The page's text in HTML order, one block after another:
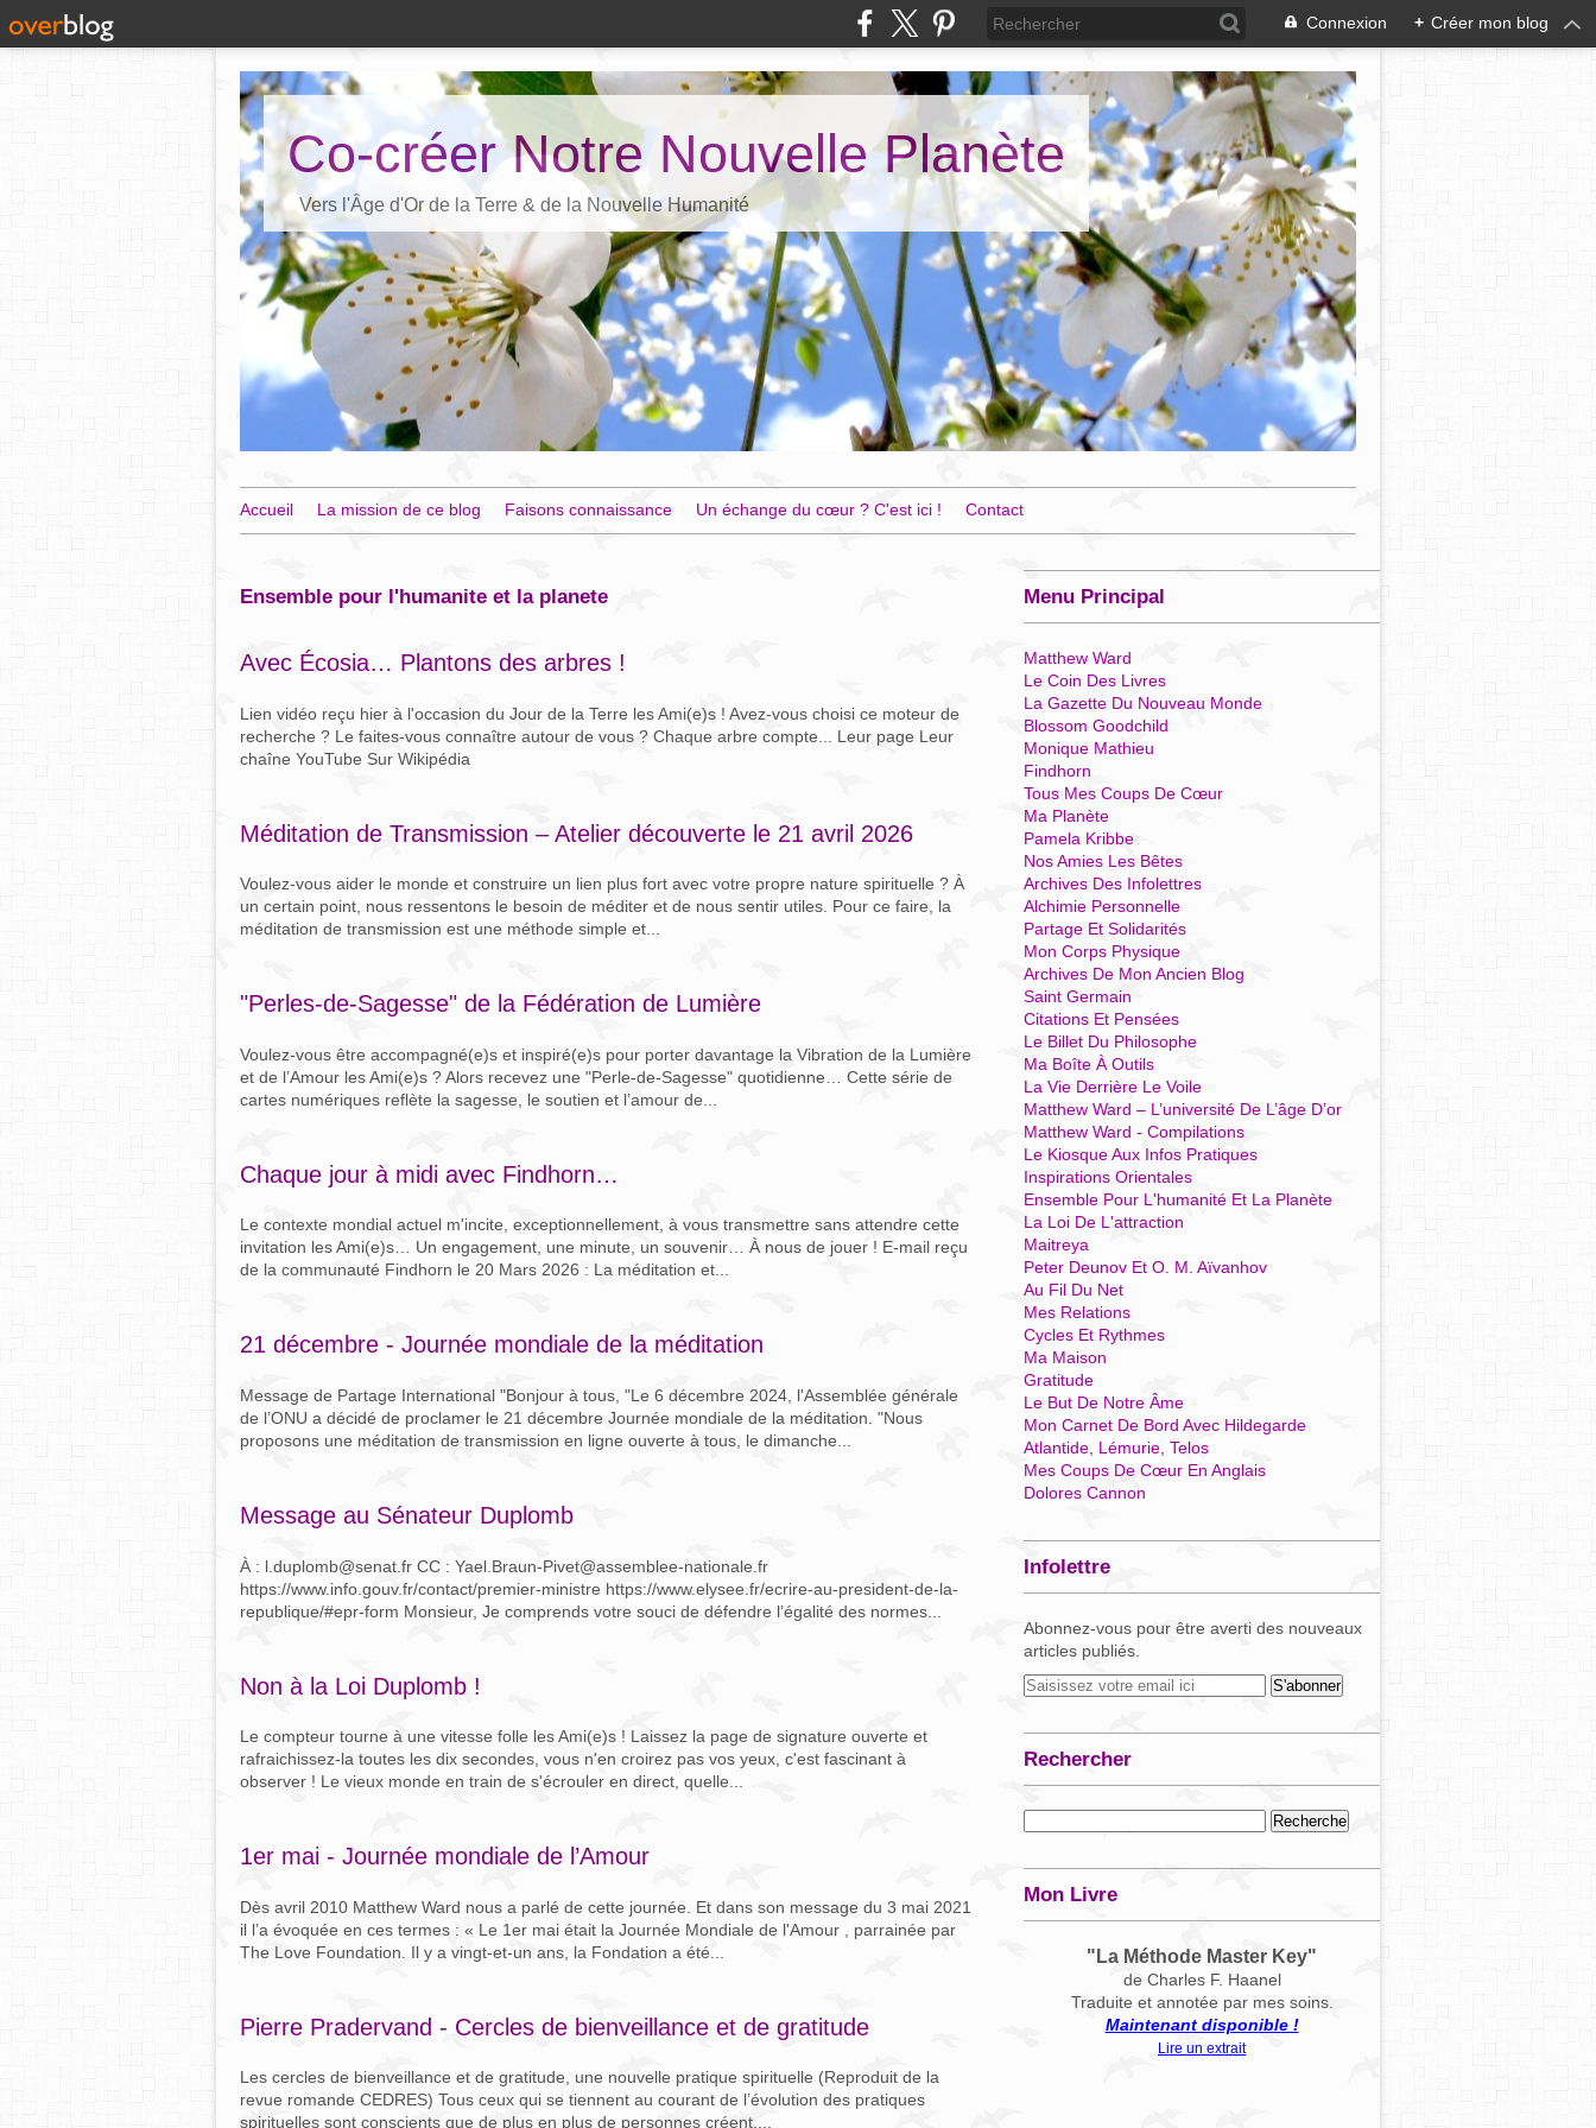
Connexion + Créer mon blog
Co-créer Notre Nouvelle Planète
Vers l'Âge d'Or de la Terre & de la Nouvelle Humanité
Accueil La mission de ce blog Faisons connaissance Un échange du cœur ? C'est ici ! Contact
ensemble pour l'humanite et la planete
Avec Écosia… Plantons des arbres !
Lien vidéo reçu hier à l'occasion du Jour de la Terre les Ami(e)s ! Avez-vous choisi ce moteur de
recherche ? Le faites-vous connaître autour de vous ? Chaque arbre compte... Leur page Leur
chaîne YouTube Sur Wikipédia
Méditation de Transmission – Atelier découverte le 21 avril 2026
Voulez-vous aider le monde et construire un lien plus fort avec votre propre nature spirituelle ? À
un certain point, nous ressentons le besoin de méditer et de nous sentir utiles. Pour ce faire, la
méditation de transmission est une méthode simple et...
"Perles-de-Sagesse" de la Fédération de Lumière
Voulez-vous être accompagné(e)s et inspiré(e)s pour porter davantage la Vibration de la Lumière
et de l’Amour les Ami(e)s ? Alors recevez une "Perle-de-Sagesse" quotidienne… Cette série de
cartes numériques reflète la sagesse, le soutien et l’amour de...
Chaque jour à midi avec Findhorn…
Le contexte mondial actuel m'incite, exceptionnellement, à vous transmettre sans attendre cette
invitation les Ami(e)s… Un engagement, une minute, un souvenir… À nous de jouer ! E-mail reçu
de la communauté Findhorn le 20 Mars 2026 : La méditation et...
21 décembre - Journée mondiale de la méditation
Message de Partage International "Bonjour à tous, "Le 6 décembre 2024, l'Assemblée générale
de l’ONU a décidé de proclamer le 21 décembre Journée mondiale de la méditation. "Nous
proposons une méditation de transmission en ligne ouverte à tous, le dimanche...
Message au Sénateur Duplomb
À : l.duplomb@senat.fr CC : Yael.Braun-Pivet@assemblee-nationale.fr
https://www.info.gouv.fr/contact/premier-ministre https://www.elysee.fr/ecrire-au-president-de-la-
republique/#epr-form Monsieur, Je comprends votre souci de défendre l’égalité des normes...
Non à la Loi Duplomb !
Le compteur tourne à une vitesse folle les Ami(e)s ! Laissez la page de signature ouverte et
rafraichissez-la toutes les dix secondes, vous n'en croirez pas vos yeux, c'est fascinant à
observer ! Le vieux monde en train de s'écrouler en direct, quelle...
1er mai - Journée mondiale de l’Amour
Dès avril 2010 Matthew Ward nous a parlé de cette journée. Et dans son message du 3 mai 2021
il l’a évoquée en ces termes : « Le 1er mai était la Journée Mondiale de l'Amour , parrainée par
The Love Foundation. Il y a vingt-et-un ans, la Fondation a été...
Pierre Pradervand - Cercles de bienveillance et de gratitude
Les cercles de bienveillance et de gratitude, une nouvelle pratique spirituelle (Reproduit de la
revue romande CEDRES) Tous ceux qui se tiennent au courant de l’évolution des pratiques
spirituelles sont conscients que de plus en plus de personnes créent,...
Menu Principal
Matthew Ward
Le Coin Des Livres
La Gazette Du Nouveau Monde
Blossom Goodchild
Monique Mathieu
Findhorn
Tous Mes Coups De Cœur
Ma Planète
Pamela Kribbe
Nos Amies Les Bêtes
Archives Des Infolettres
Alchimie Personnelle
Partage Et Solidarités
Mon Corps Physique
Archives De Mon Ancien Blog
Saint Germain
Citations Et Pensées
Le Billet Du Philosophe
Ma Boîte À Outils
La Vie Derrière Le Voile
Matthew Ward – L’université De L’âge D’or
Matthew Ward - Compilations
Le Kiosque Aux Infos Pratiques
Inspirations Orientales
Ensemble Pour L'humanité Et La Planète
La Loi De L'attraction
Maitreya
Peter Deunov Et O. M. Aïvanhov
Au Fil Du Net
Mes Relations
Cycles Et Rythmes
Ma Maison
Gratitude
Le But De Notre Âme
Mon Carnet De Bord Avec Hildegarde
Atlantide, Lémurie, Telos
Mes Coups De Cœur En Anglais
Dolores Cannon
Infolettre
Abonnez-vous pour être averti des nouveaux
articles publiés.
Rechercher
Mon Livre
"La Méthode Master Key"
de Charles F. Haanel
Traduite et annotée par mes soins.
Maintenant disponible !
Lire un extrait